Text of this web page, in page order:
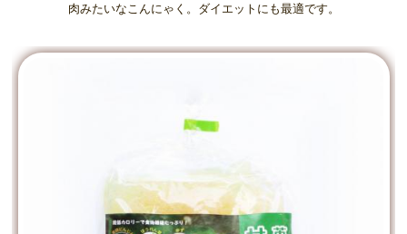
肉みたいなこんにゃく。ダイエットにも最適です。